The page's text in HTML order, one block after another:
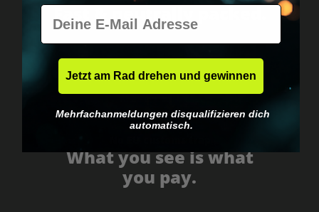
Fast & neutrally packed.
What you see is what
you pay.
E-Mail
Jetzt am Rad drehen und gewinnen
Mehrfachanmeldungen disqualifizieren dich
automatisch.